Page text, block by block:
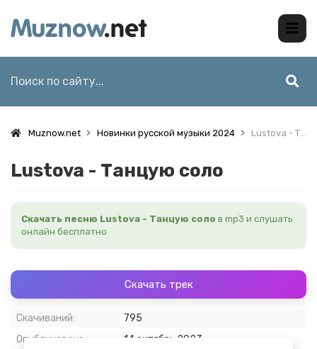
Muznow.net Новинки русской музыки 2024 Lustova - Танцую соло
Lustova - Танцую соло
Скачать песню Lustova - Танцую соло в mp3 и слушать
онлайн бесплатно
Скачать трек
Скачиваний:
795
Опубликовано:
14 октябрь 2023